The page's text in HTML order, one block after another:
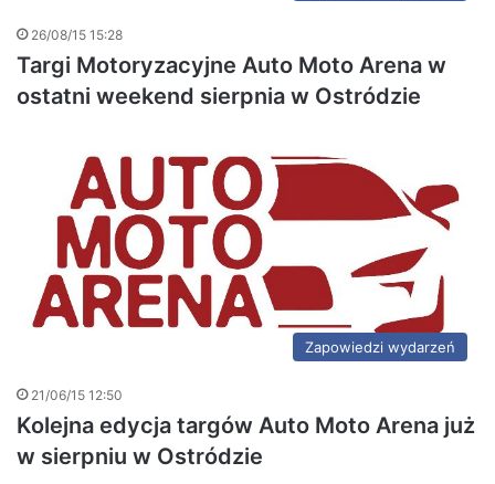
26/08/15 15:28
Targi Motoryzacyjne Auto Moto Arena w
ostatni weekend sierpnia w Ostródzie
Zapowiedzi wydarzeń
21/06/15 12:50
Kolejna edycja targów Auto Moto Arena już
w sierpniu w Ostródzie